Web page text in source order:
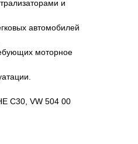
и
автомобилей
моторное
C30, VW 504 00